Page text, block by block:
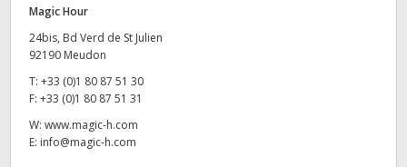
Magic Hour
24bis, Bd Verd de St Julien
92190 Meudon
T: +33 (0)1 80 87 51 30
F: +33 (0)1 80 87 51 31
W: www.magic-h.com
E: info@magic-h.com